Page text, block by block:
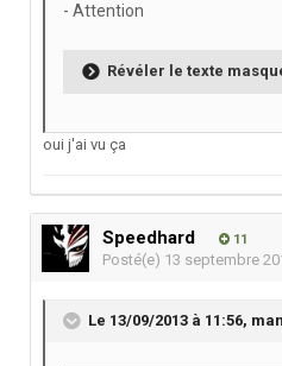
- Attention
Révéler le texte
oui j'ai vu ça
Speedhard 11
Posté(e) 13 septembre
Le 13/09/2013 à 11:56,